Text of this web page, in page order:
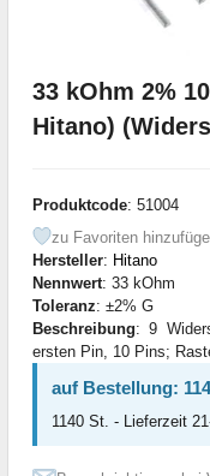
33 kOhm 2%
Hitano)
Produktcode: 51004
zu Favoriten
Hersteller: Hitano
Nennwert: 33 kOhm
Toleranz: ±2% G
Beschreibung: 9
ersten Pin, 10 Pins;
auf Bestellung:
1140 St. - Lieferzeit